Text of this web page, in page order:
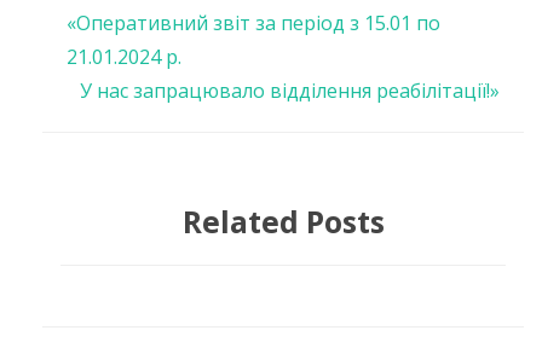
Навігація
записів
«Оперативний звіт за період з 15.01 по
21.01.2024 р.
У нас запрацювало відділення реабілітації!»
Related Posts